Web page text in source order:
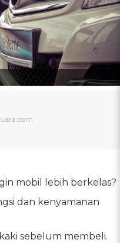
mobil lebih berkelas?
dan kenyamanan
sebelum membeli.